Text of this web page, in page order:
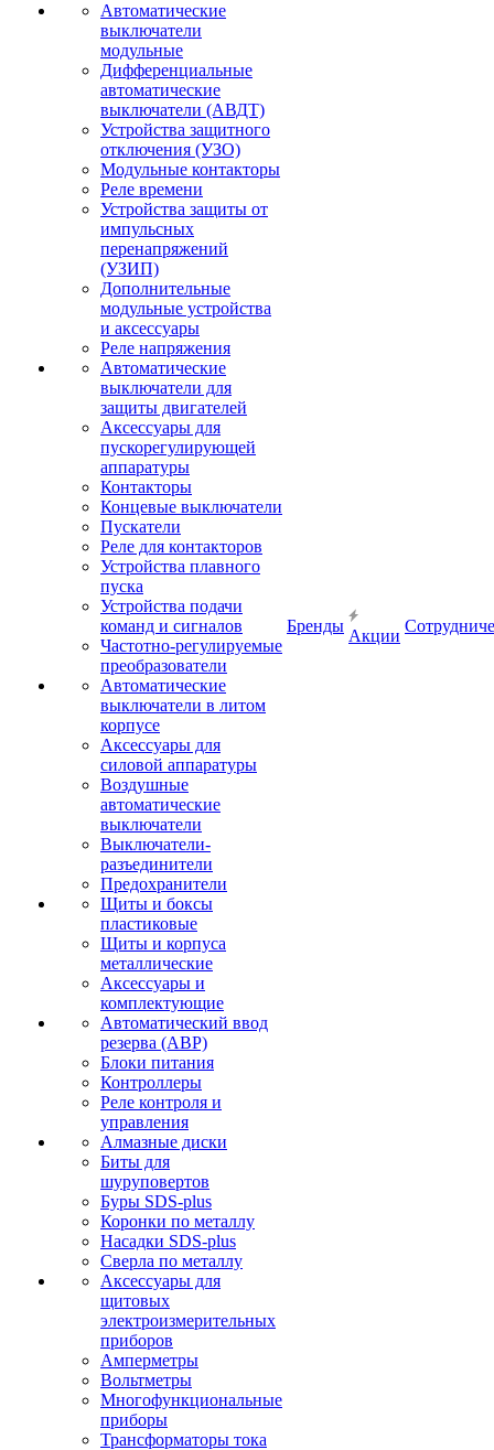
Автоматические
выключатели
модульные
Дифференциальные
автоматические
выключатели (АВДТ)
Устройства защитного
отключения (УЗО)
Модульные контакторы
Реле времени
Устройства защиты от
импульсных
перенапряжений
(УЗИП)
Дополнительные
модульные устройства
и аксессуары
Реле напряжения
Автоматические
выключатели для
защиты двигателей
Аксессуары для
пускорегулирующей
аппаратуры
Контакторы
Концевые выключатели
Пускатели
Реле для контакторов
Устройства плавного
пуска
Устройства подачи
команд и сигналов
Частотно-регулируемые
преобразователи
Автоматические
выключатели в литом
корпусе
Аксессуары для
силовой аппаратуры
Воздушные
автоматические
выключатели
Выключатели-
разъединители
Предохранители
Щиты и боксы
пластиковые
Щиты и корпуса
металлические
Аксессуары и
комплектующие
Автоматический ввод
резерва (АВР)
Блоки питания
Контроллеры
Реле контроля и
управления
Алмазные диски
Биты для
шуруповертов
Буры SDS-plus
Коронки по металлу
Насадки SDS-plus
Сверла по металлу
Аксессуары для
щитовых
электроизмерительных
приборов
Амперметры
Вольтметры
Многофункциональные
приборы
Трансформаторы тока
Бренды
Акции